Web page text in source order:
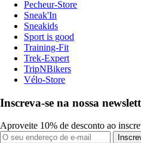
Pecheur-Store
Sneak'In
Sneakids
Sport is good
Training-Fit
Trek-Expert
TripNBikers
Vélo-Store
Inscreva-se na nossa
Aproveite 10% de desconto ao